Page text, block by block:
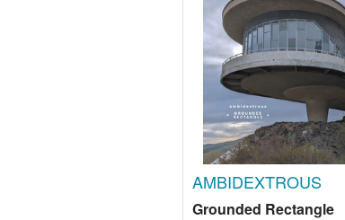
AMBIDEXTROUS
Grounded Rectangle